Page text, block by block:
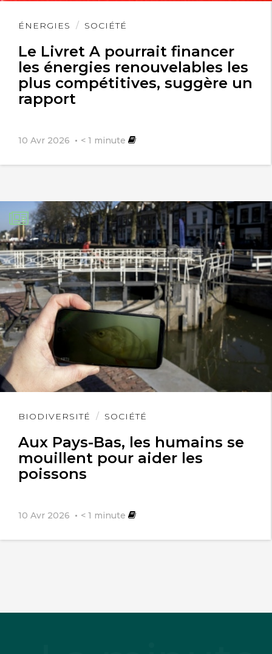
ÉNERGIES SOCIÉTÉ
Le Livret A pourrait financer
les énergies renouvelables les
plus compétitives, suggère un
rapport
10 Avr 2026 < 1 minute
Lire
BIODIVERSITÉ SOCIÉTÉ
Aux Pays-Bas, les humains se
mouillent pour aider les
poissons
10 Avr 2026 < 1 minute
Lire